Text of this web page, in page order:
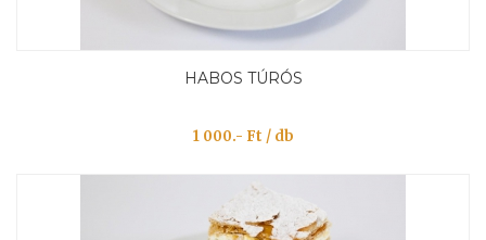
HABOS TÚRÓS
1 000.- Ft / db